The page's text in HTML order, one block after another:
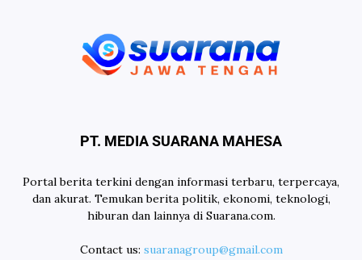
PT. MEDIA SUARANA MAHESA
Portal berita terkini dengan informasi terbaru, terpercaya,
dan akurat. Temukan berita politik, ekonomi, teknologi,
hiburan dan lainnya di Suarana.com.
Contact us: suaranagroup@gmail.com